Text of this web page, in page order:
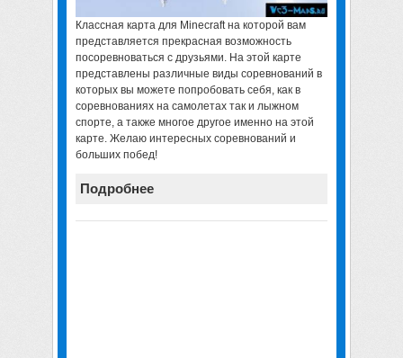
Классная карта для Minecraftна которой вам
представляется прекрасная возможность
посоревноваться с друзьями. На этой карте
представлены различные виды соревнований в
которых вы можете попробовать себя, как в
соревнованиях на самолетах так и лыжном
спорте, а также многое другое именно на этой
карте. Желаю интересных соревнований и
больших побед!
Подробнее